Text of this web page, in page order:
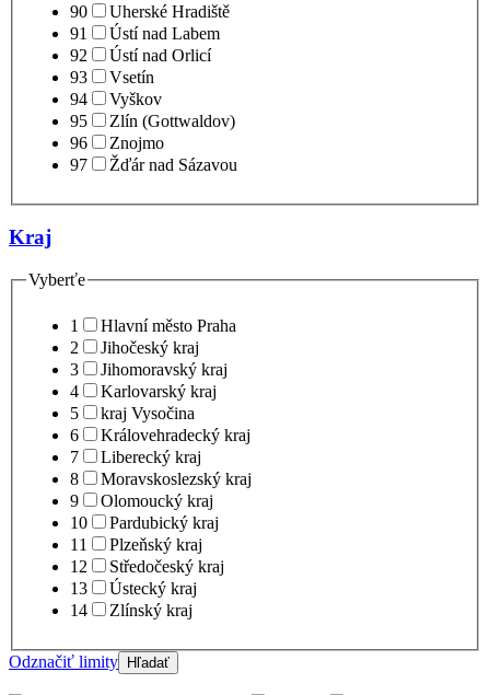
90
Uherské Hradiště
91
Ústí nad Labem
92
Ústí nad Orlicí
93
Vsetín
94
Vyškov
95
Zlín (Gottwaldov)
96
Znojmo
97
Žďár nad Sázavou
Kraj
Vyberťe
1
Hlavní město Praha
2
Jihočeský kraj
3
Jihomoravský kraj
4
Karlovarský kraj
5
kraj Vysočina
6
Královehradecký kraj
7
Liberecký kraj
8
Moravskoslezský kraj
9
Olomoucký kraj
10
Pardubický kraj
11
Plzeňský kraj
12
Středočeský kraj
13
Ústecký kraj
14
Zlínský kraj
Odznačiť limity Hľadať